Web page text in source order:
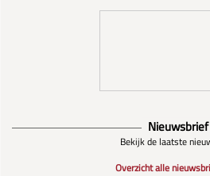
Nieuwsbrief
Bekijk de laatste
Overzicht alle